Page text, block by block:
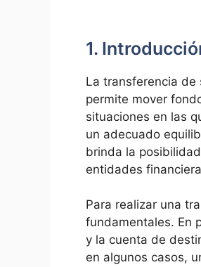
1.
La transferencia de
permite mover
situaciones en las
un adecuado
brinda la
entidades
Para realizar una
fundamentales. En
y la cuenta de
en algunos casos,